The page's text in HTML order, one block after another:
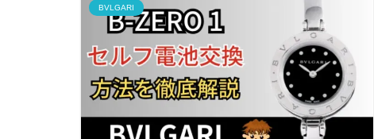
BVLGARI